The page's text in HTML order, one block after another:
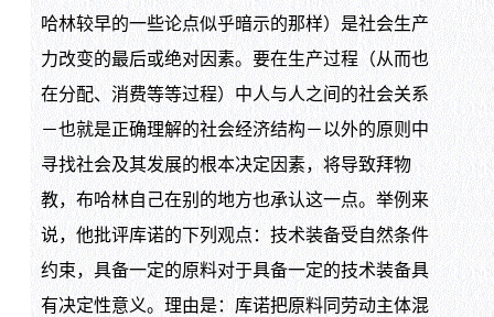
哈林较早的一些论点似乎暗示的那样）是社会生产
力改变的最后或绝对因素。要在生产过程（从而也
在分配、消费等等过程）中人与人之间的社会关系
－也就是正确理解的社会经济结构－以外的原则中
寻找社会及其发展的根本决定因素，将导致拜物
教，布哈林自己在别的地方也承认这一点。举例来
说，他批评库诺的下列观点：技术装备受自然条件
约束，具备一定的原料对于具备一定的技术装备具
有决定性意义。理由是：库诺把原料同劳动主体混